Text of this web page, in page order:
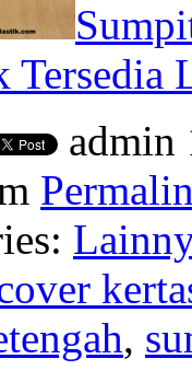
Tersedia
admin
,